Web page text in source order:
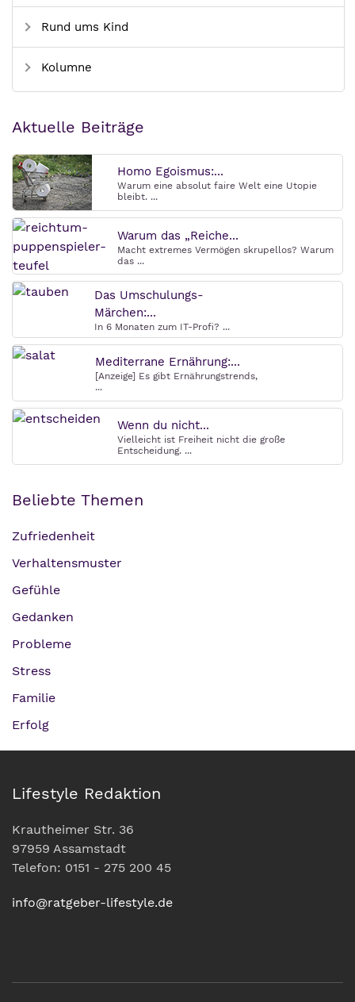
Rund ums Kind
Kolumne
Aktuelle Beiträge
Homo Egoismus:...
Warum eine absolut faire Welt eine Utopie
bleibt. ...
Warum das „Reiche...
Macht extremes Vermögen skrupellos? Warum
das ...
Das Umschulungs-
Märchen:...
In 6 Monaten zum IT-Profi? ...
Mediterrane Ernährung:...
[Anzeige] Es gibt Ernährungstrends,
...
Wenn du nicht...
Vielleicht ist Freiheit nicht die große
Entscheidung. ...
Beliebte Themen
Zufriedenheit
Verhaltensmuster
Gefühle
Gedanken
Probleme
Stress
Familie
Erfolg
Lifestyle Redaktion
Krautheimer Str. 36
97959 Assamstadt
Telefon: 0151 - 275 200 45
info@ratgeber-lifestyle.de